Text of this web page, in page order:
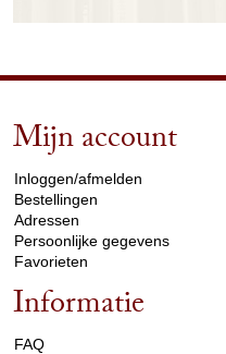
Mijn account
Inloggen/afmelden
Bestellingen
Adressen
Persoonlijke gegevens
Favorieten
Informatie
FAQ